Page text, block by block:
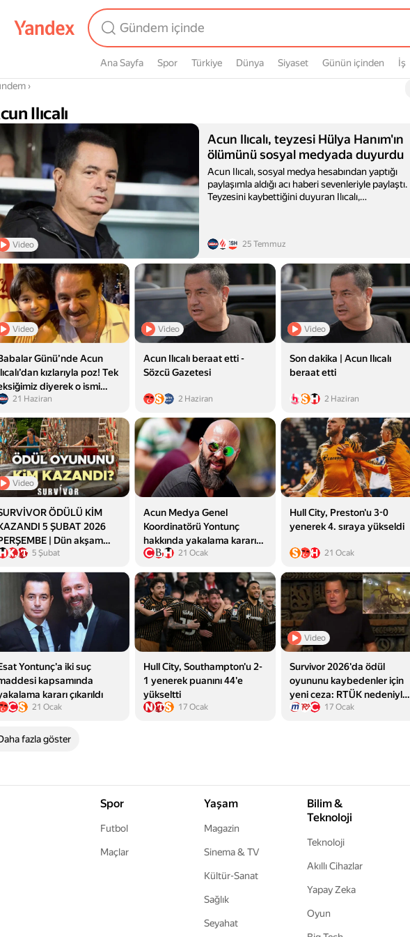
Ana Sayfa Spor Türkiye Dünya Siyaset Günün içinden İş
›
Ilıcalı
Video
Acun Ilıcalı, teyzesi Hülya Hanım'ın
ölümünü sosyal medyada duyurdu
Acun Ilıcalı, sosyal medya hesabından yaptığı
paylaşımla aldığı acı haberi sevenleriyle paylaştı.
Teyzesini kaybettiğini duyuran Ilıcalı,
başsağlığı dileklerini iletti.
25 Temmuz
Video
Günü’nde Acun
kızlarıyla poz! Tek
diyerek o ismi
etti...
21 Haziran
Video
Acun Ilıcalı beraat etti -
Sözcü Gazetesi
2 Haziran
Video
Son dakika | Acun Ilıcalı
beraat etti
2 Haziran
Video
ÖDÜLÜ KİM
5 ŞUBAT 2026
| Dün akşam
son bölüm ödül
cezayı kim aldı?
kırana mücadele! İşte
2026 Ünlüler
ödül oyununu
takım!
5 Şubat
Acun Medya Genel
Koordinatörü Yontunç
hakkında yakalama kararı
çıkarıldı 21 Ocak
Hull City, Preston'u 3-0
yenerek 4. sıraya yükseldi
21 Ocak
Yontunç'a iki suç
kapsamında
kararı çıkarıldı
21 Ocak
Hull City, Southampton'u 2-
1 yenerek puanını 44'e
yükseltti
17 Ocak
Video
Survivor 2026'da ödül
oyununu kaybedenler için
yeni ceza: RTÜK nedeniyle
yayınlanamayacak
17 Ocak
fazla göster
Spor
Futbol
Maçlar
Yaşam
Magazin
Sinema & TV
Kültür-Sanat
Sağlık
Seyahat
Bilim &
Teknoloji
Teknoloji
Akıllı Cihazlar
Yapay Zeka
Oyun